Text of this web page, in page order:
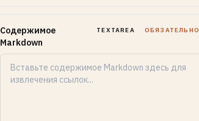
Содержимое
Markdown
TEXTAREA ОБЯЗАТЕЛЬНО